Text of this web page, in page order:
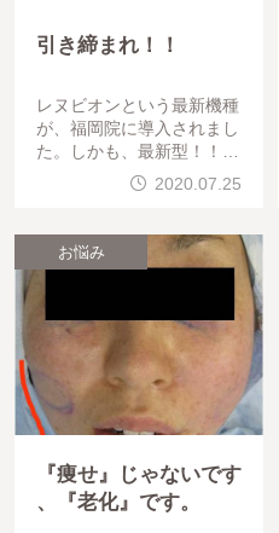
引き締まれ！！
レヌビオンという最新機種
が、福岡院に導入されまし
た。しかも、最新型！！！
！レヌビオン自体は、東京
以外では初めてです。西日
2020.07.25
お悩み
『痩せ』じゃないです
、『老化』です。